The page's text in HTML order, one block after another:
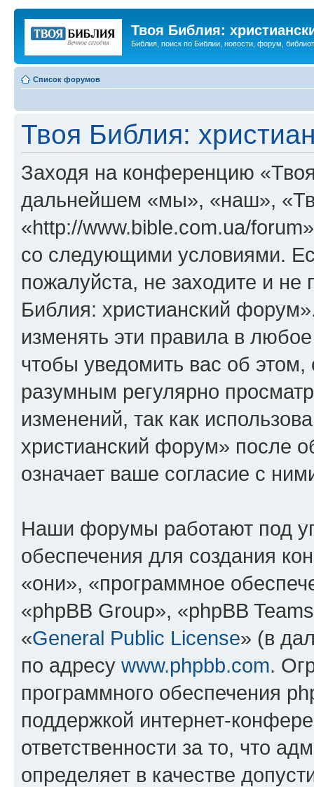
Твоя Библия:
Библия, поиск по Библии, новости, форум,
Список форумов
Твоя Библия:
Заходя на конференцию
дальнейшем «мы», «наш»,
«http://www.bible.com.ua/
со следующими условиями.
пожалуйста, не заходите и
Библия: христианский
изменять эти правила в
чтобы уведомить вас об
разумным регулярно
изменений, так как
христианский форум» после
означает ваше согласие с
Наши форумы работают под
обеспечения для создания
«они», «программное
«phpBB Group», «phpBB
«General Public License» (в
по адресу www.phpbb.com.
программного обеспечения
поддержкой интернет-
ответственности за то, что
определяет в качестве